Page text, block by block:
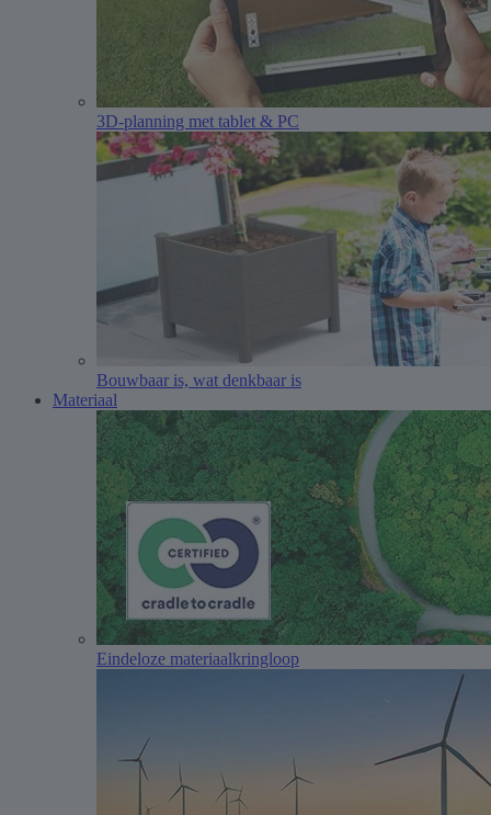
3D-planning met tablet & PC
Bouwbaar is, wat denkbaar is
Materiaal
Eindeloze materiaalkringloop